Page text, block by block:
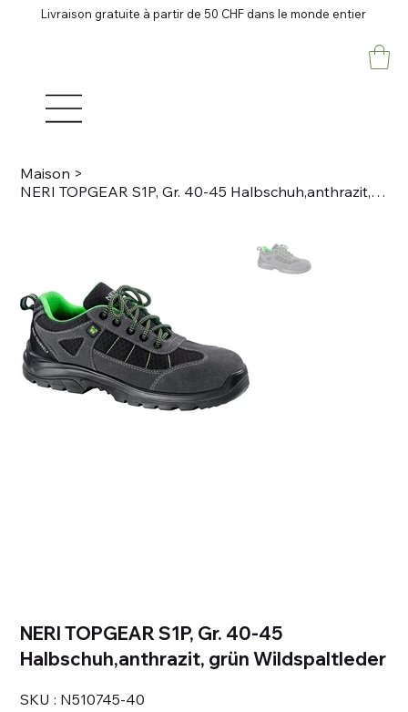
Livraison gratuite à partir de 50 CHF dans le monde entier
Maison >
NERI TOPGEAR S1P, Gr. 40-45 Halbschuh,anthrazit, grün Wildspaltleder
NERI TOPGEAR S1P, Gr. 40-45
Halbschuh,anthrazit, grün Wildspaltleder
SKU : SKU
N510745-
N510745-40